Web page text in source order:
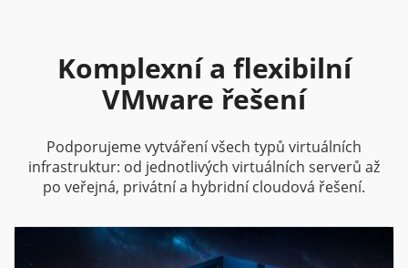
Komplexní a flexibilní
VMware řešení
Podporujeme vytváření všech typů virtuálních
infrastruktur: od jednotlivých virtuálních serverů až
po veřejná, privátní a hybridní cloudová řešení.